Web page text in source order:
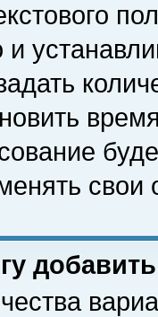
и
свои